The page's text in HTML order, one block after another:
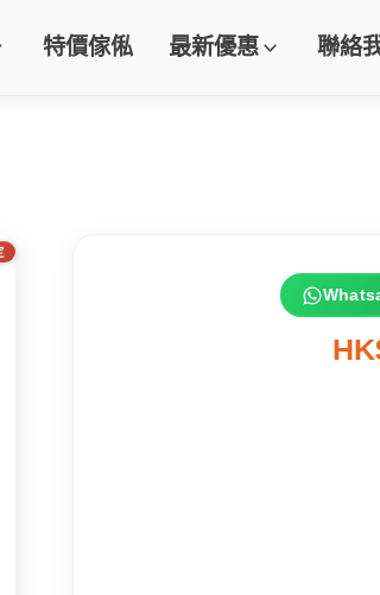
特價傢俬 最新優惠 聯絡